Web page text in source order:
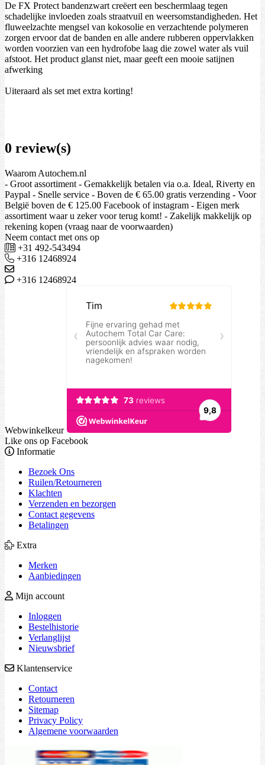
De FX Protect bandenzwart creëert een beschermlaag tegen
schadelijke invloeden zoals straatvuil en weersomstandigheden. Het
fluweelzachte mengsel van kokosolie en verzachtende polymeren
zorgen ervoor dat de banden en alle andere rubberen oppervlakken
worden voorzien van een hydrofobe laag die zowel water als vuil
afstoot. Het product glanst niet, maar geeft een mooie satijnen
afwerking
Uiteraard als set met extra korting!
0 review(s)
Waarom Autochem.nl
- Groot assortiment - Gemakkelijk betalen via o.a. Ideal, Riverty en
Paypal - Snelle service - Boven de € 65.00 gratis verzending - Voor
België boven de € 125.00 Facebook of instagram - Eigen merk
assortiment waar u zeker voor terug komt! - Zakelijk makkelijk op
rekening kopen (vraag naar de voorwaarden)
Neem contact met ons op
+31 492-543494
+316 12468924
+316 12468924
Webwinkelkeur
Like ons op Facebook
Informatie
Bezoek Ons
Ruilen/Retourneren
Klachten
Verzenden en bezorgen
Contact gegevens
Betalingen
Extra
Merken
Aanbiedingen
Mijn account
Inloggen
Bestelhistorie
Verlanglijst
Nieuwsbrief
Klantenservice
Contact
Retourneren
Sitemap
Privacy Policy
Algemene voorwaarden